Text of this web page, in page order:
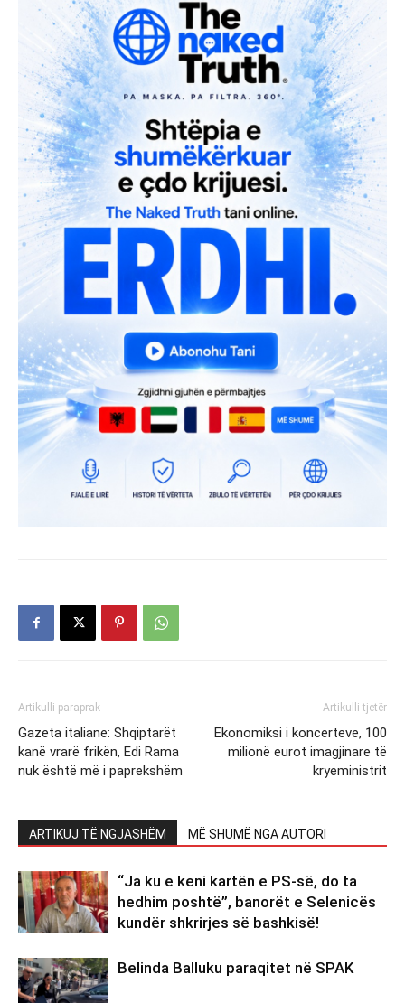
Artikulli paraprak
Gazeta italiane: Shqiptarët
kanë vrarë frikën, Edi Rama
nuk është më i paprekshëm
Artikulli tjetër
Ekonomiksi i koncerteve, 100
milionë eurot imagjinare të
kryeministrit
ARTIKUJ TË NGJASHËM MË SHUMË NGA AUTORI
“Ja ku e keni kartën e PS-së, do ta
hedhim poshtë”, banorët e Selenicës
kundër shkrirjes së bashkisë!
Belinda Balluku paraqitet në SPAK